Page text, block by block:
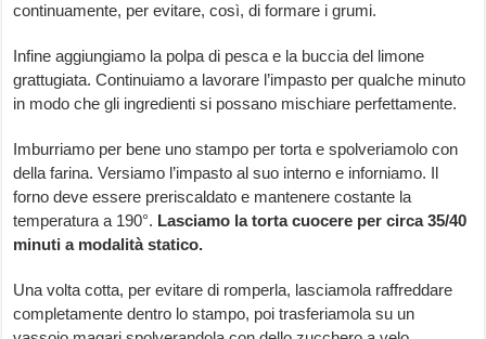
continuamente, per evitare, così, di formare i grumi.
Infine aggiungiamo la polpa di pesca e la buccia del limone
grattugiata. Continuiamo a lavorare l’impasto per qualche minuto
in modo che gli ingredienti si possano mischiare perfettamente.
Imburriamo per bene uno stampo per torta e spolveriamolo con
della farina. Versiamo l’impasto al suo interno e inforniamo. Il
forno deve essere preriscaldato e mantenere costante la
temperatura a 190°. Lasciamo la torta cuocere per circa 35/40
minuti a modalità statico.
Una volta cotta, per evitare di romperla, lasciamola raffreddare
completamente dentro lo stampo, poi trasferiamola su un